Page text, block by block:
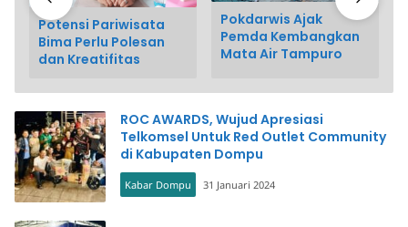
Potensi Pariwisata
Bima Perlu Polesan
dan Kreatifitas
Pokdarwis Ajak
Pemda Kembangkan
Mata Air Tampuro
ROC AWARDS, Wujud Apresiasi
Telkomsel Untuk Red Outlet Community
di Kabupaten Dompu
Kabar Dompu 31 Januari 2024